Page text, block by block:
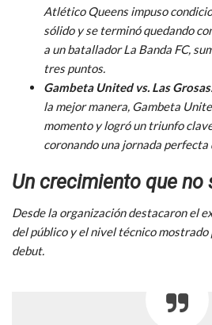
Atlético Queens impuso
sólido y se terminó quedando
a un batallador La Banda FC,
tres puntos.
Gambeta United vs. Las
la mejor manera, Gambeta
momento y logró un triunfo
coronando una jornada perfecta
Un crecimiento que no
Desde la organización destacaron el
del público y el nivel técnico
debut.